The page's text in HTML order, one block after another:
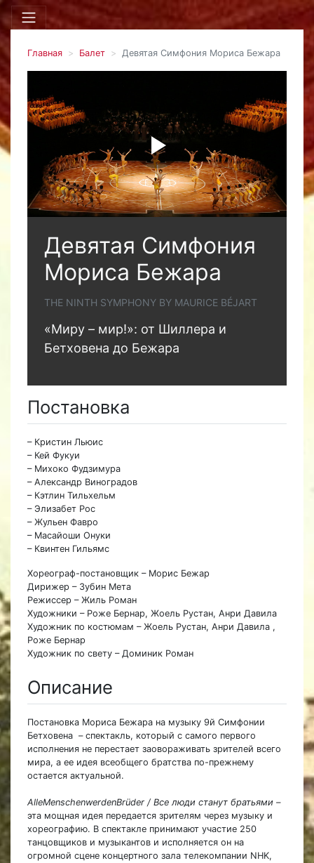
Главная Балет Девятая Симфония Мориса Бежара
Девятая Симфония
Мориса Бежара
THE NINTH SYMPHONY BY MAURICE BÉJART
«Миру – мир!»: от Шиллера и
Бетховена до Бежара
Постановка
– Кристин Льюис
– Кей Фукуи
– Михоко Фудзимура
– Александр Виноградов
– Кэтлин Тильхельм
– Элизабет Рос
– Жульен Фавро
– Масайоши Онуки
– Квинтен Гильямс
Хореограф-постановщик – Морис Бежар
Дирижер – Зубин Мета
Режиссер – Жиль Роман
Художники – Роже Бернар, Жоель Рустан, Анри Давила
Художник по костюмам – Жоель Рустан, Анри Давила ,
Роже Бернар
Художник по свету – Доминик Роман
Описание
Постановка Мориса Бежара на музыку 9й Симфонии
Бетховена – спектакль, который с самого первого
исполнения не перестает заовораживать зрителей всего
мира, а ее идея всеобщего братства по-прежнему
остается актуальной.
AlleMenschenwerdenBrüder / Все люди станут братьями –
эта мощная идея передается зрителям через музыку и
хореографию. В спектакле принимают участие 250
танцовщиков и музыкантов и исполняется он на
огромной сцене концертного зала телекомпании NHK,